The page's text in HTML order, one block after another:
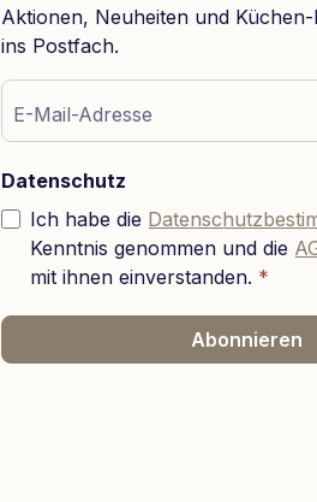
Aktionen, Neuheiten und
ins Postfach.
E-Mail-Adresse
Datenschutz
Ich habe die
Kenntnis genommen und die
mit ihnen einverstanden. *
Abonnieren